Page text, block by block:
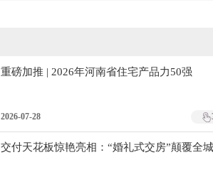
重磅加推 | 2026年河南省住宅产品力50强
2026-07-28
交付天花板惊艳亮相：“婚礼式交房”颠覆全